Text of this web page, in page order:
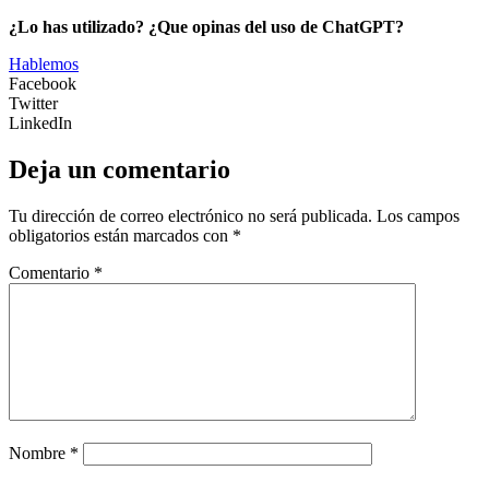
¿Lo has utilizado? ¿Que opinas del uso de ChatGPT?
Hablemos
Facebook
Twitter
LinkedIn
Deja un comentario
Tu dirección de correo electrónico no será publicada. Los campos
obligatorios están marcados con *
Comentario *
Nombre *